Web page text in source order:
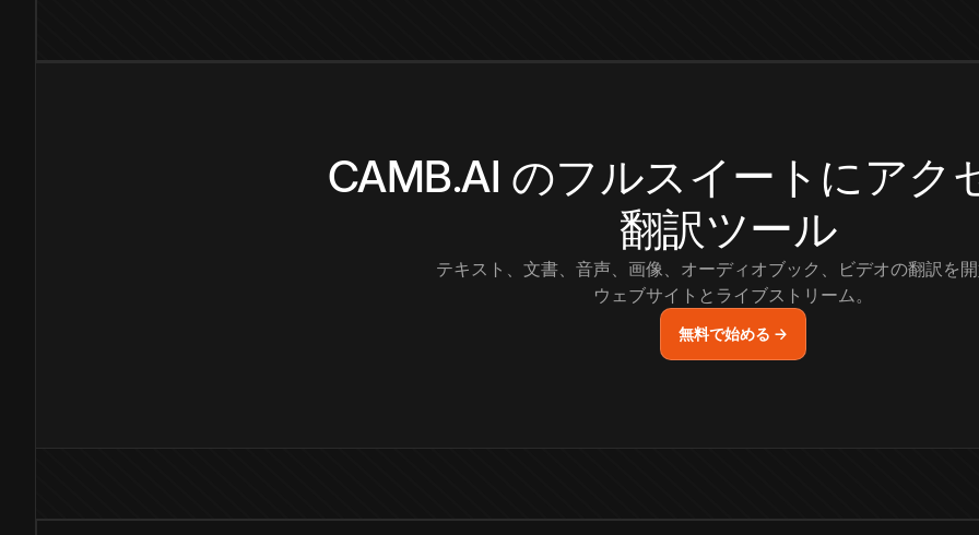
CAMB.AI のフルスイートにアク
翻訳ツール
テキスト、文書、音声、画像、オーディオブック、ビデオの翻訳を
ウェブサイトとライブストリーム。
無料で始める →